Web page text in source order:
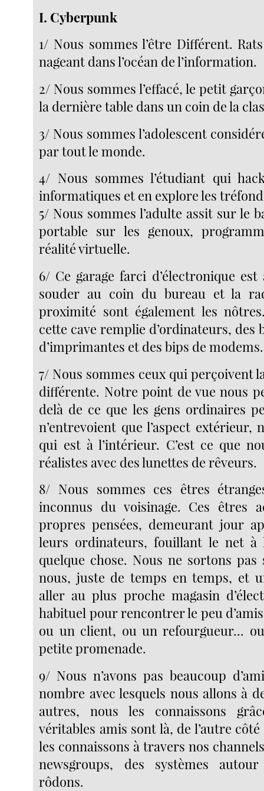
I. Cyberpunk
1/ Nous sommes l’être Différent.
nageant dans l’océan de l’information.
2/ Nous sommes l’effacé, le petit
la dernière table dans un coin de la
3/ Nous sommes l’adolescent
par tout le monde.
4/ Nous sommes l’étudiant qui
informatiques et en explore les
5/ Nous sommes l’adulte assit sur le
portable sur les genoux,
réalité virtuelle.
6/ Ce garage farci d’électronique
souder au coin du bureau et la
proximité sont également les
cette cave remplie d’ordinateurs, des
d’imprimantes et des bips de modems.
7/ Nous sommes ceux qui perçoivent
différente. Notre point de vue nous
delà de ce que les gens ordinaires
n’entrevoient que l’aspect extérieur,
qui est à l’intérieur. C’est ce que
réalistes avec des lunettes de rêveurs.
8/ Nous sommes ces êtres
inconnus du voisinage. Ces êtres
propres pensées, demeurant jour
leurs ordinateurs, fouillant le net à
quelque chose. Nous ne sortons pas
nous, juste de temps en temps, et
aller au plus proche magasin
habituel pour rencontrer le peu
ou un client, ou un refourgueur...
petite promenade.
9/ Nous n’avons pas beaucoup
nombre avec lesquels nous allons à
autres, nous les connaissons
véritables amis sont là, de l’autre
les connaissons à travers nos
newsgroups, des systèmes
rôdons.